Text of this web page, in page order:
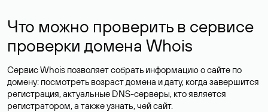
Что можно проверить в сервисе
проверки домена Whois
Сервис Whois позволяет собрать информацию о сайте по
домену: посмотреть возраст домена и дату, когда завершится
регистрация, актуальные DNS-серверы, кто является
регистратором, а также узнать, чей сайт.